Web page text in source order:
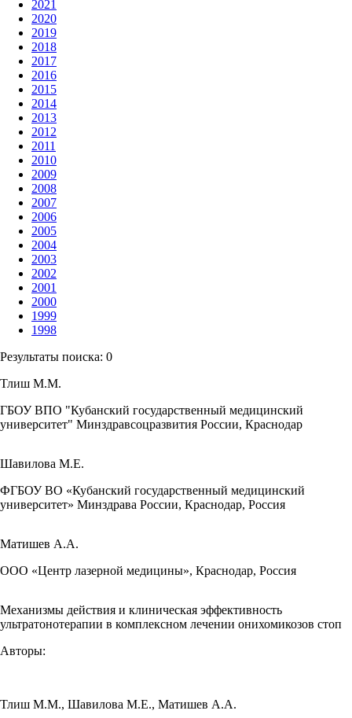
2021
2020
2019
2018
2017
2016
2015
2014
2013
2012
2011
2010
2009
2008
2007
2006
2005
2004
2003
2002
2001
2000
1999
1998
Результаты поиска: 0
Тлиш М.М.
ГБОУ ВПО "Кубанский государственный медицинский
университет" Минздравсоцразвития России, Краснодар
Шавилова М.Е.
ФГБОУ ВО «Кубанский государственный медицинский
университет» Минздрава России, Краснодар, Россия
Матишев А.А.
ООО «Центр лазерной медицины», Краснодар, Россия
Механизмы действия и клиническая эффективность
ультратонотерапии в комплексном лечении онихомикозов стоп
Авторы:
Тлиш М.М., Шавилова М.Е., Матишев А.А.